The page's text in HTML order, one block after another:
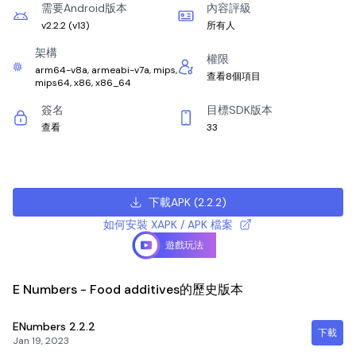
需要Android版本
v2.2.2 (v13)
內容評級
所有人
架構
arm64-v8a, armeabi-v7a, mips,
mips64, x86, x86_64
權限
查看8個項目
簽名
查看
目標SDK版本
33
下載APK(2.2.2)
如何安裝 XAPK / APK 檔案
遊戲玩法
E Numbers - Food additives的歷史版本
ENumbers 2.2.2
Jan 19, 2023
下載